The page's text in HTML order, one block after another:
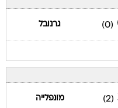
(0) גרנובל
(2) מונפלייה